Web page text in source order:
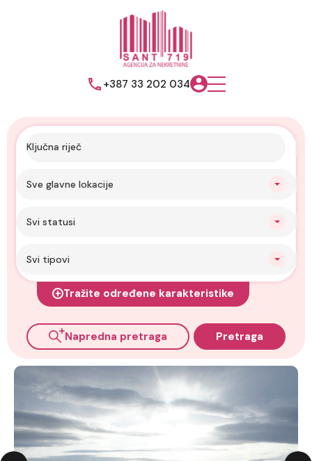
+387 33 202 034
Sve glavne lokacije
Svi statusi
Svi tipovi
Tražite određene karakteristike
Napredna pretraga Pretraga